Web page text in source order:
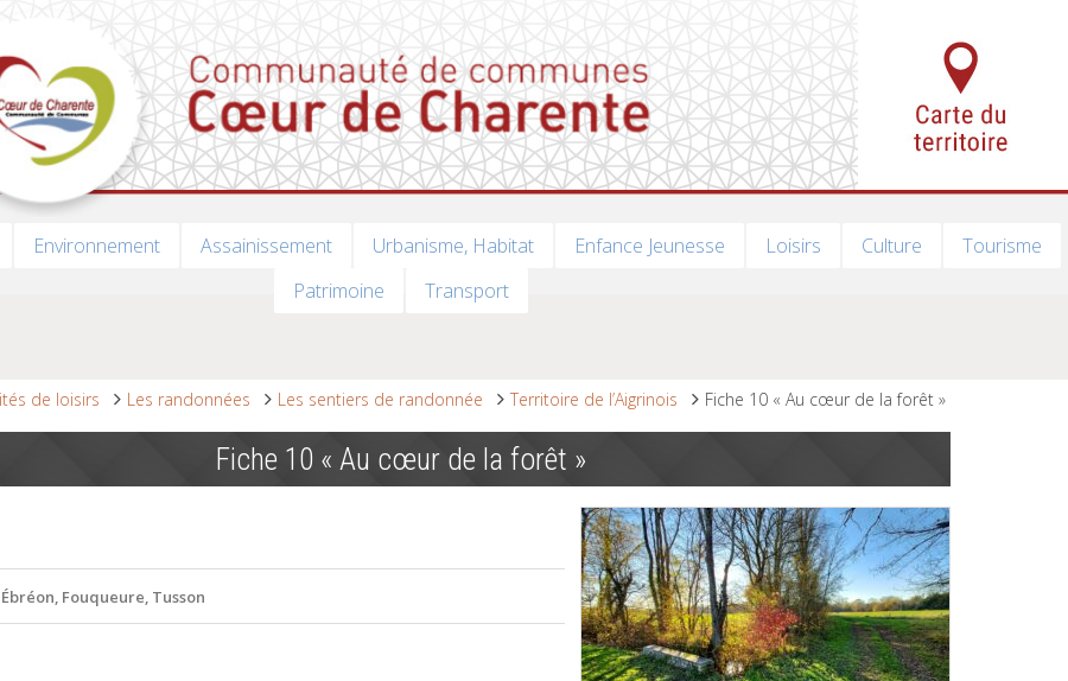
Environnement Assainissement Urbanisme, Habitat Enfance Jeunesse Loisirs Culture
Tourisme
Patrimoine
Transport
de loisirs Les randonnées Les sentiers de randonnée Territoire de l’Aigrinois Fiche 10 « Au cœur de la forêt »
Fiche 10 « Au cœur de la forêt »
Fouqueure, Tusson